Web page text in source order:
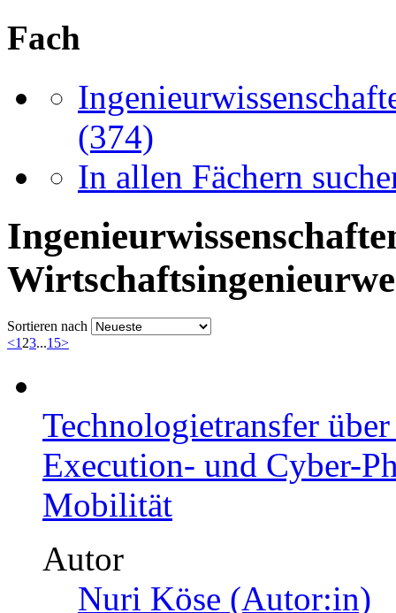
Fach
(374)
In allen Fächern
Sortieren nach
<123...15>
Technologietransfer
Execution- und Cyber-
Mobilität